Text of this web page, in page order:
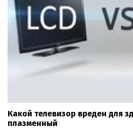
Какой телевизор вреден для
плазменный